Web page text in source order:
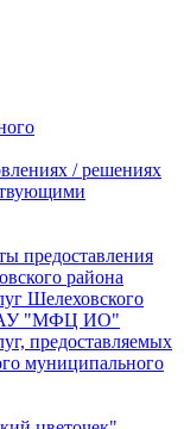
/ решениях
предоставления
района
Шелеховского
ГАУ "МФЦ ИО"
предоставляемых
муниципального